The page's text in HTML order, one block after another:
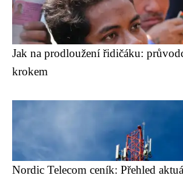
Jak na prodloužení řidičáku:
krokem
Nordic Telecom ceník: Přehled